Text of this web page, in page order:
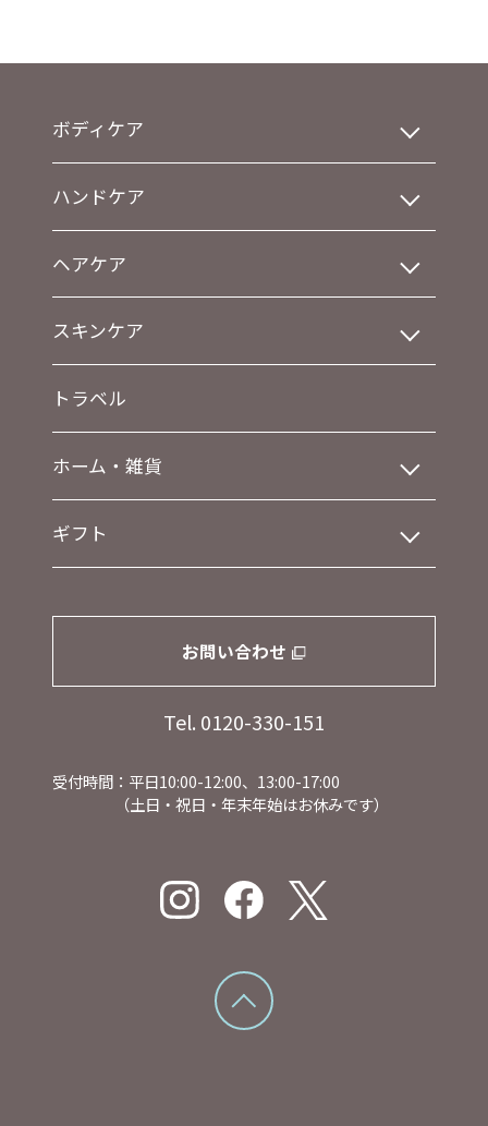
ボディケア
ハンドケア
ヘアケア
スキンケア
トラベル
ホーム・雑貨
ギフト
お問い合わせ
Tel. 0120-330-151
受付時間：平日10:00-12:00、13:00-17:00
（土日・祝日・年末年始はお休みです）